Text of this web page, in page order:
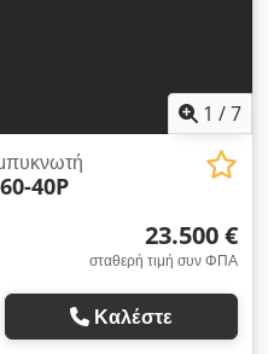
1 /7
40P
23.500 €
σταθερή τιμή συν ΦΠΑ
Καλέστε